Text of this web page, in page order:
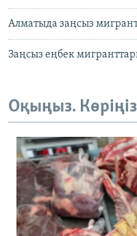
Алматыда заңсыз
Заңсыз еңбек
Оқыңыз.